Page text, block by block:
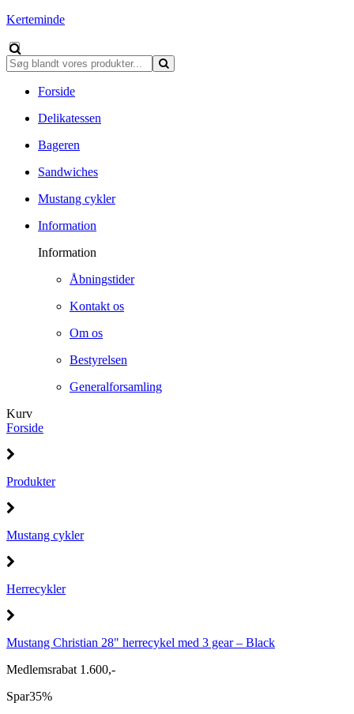
Kerteminde
Forside
Delikatessen
Bageren
Sandwiches
Mustang cykler
Information
Information
Åbningstider
Kontakt os
Om os
Bestyrelsen
Generalforsamling
Kurv
Forside
Produkter
Mustang cykler
Herrecykler
Mustang Christian 28" herrecykel med 3 gear – Black
Medlemsrabat 1.600,-
Spar35%